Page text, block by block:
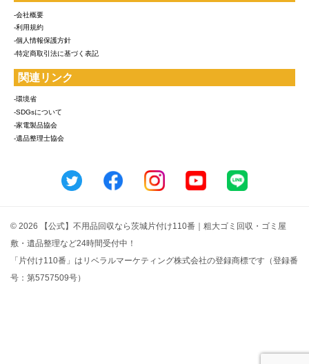
-会社概要
-利用規約
-個人情報保護方針
-特定商取引法に基づく表記
関連リンク
-環境省
-SDGsについて
-家電製品協会
-遺品整理士協会
© 2026 【公式】不用品回収なら茨城片付け110番｜粗大ゴミ回収・ゴミ屋
敷・遺品整理など24時間受付中！
「片付け110番」はリベラルマーケティング株式会社の登録商標です（登録番
号：第5757509号）